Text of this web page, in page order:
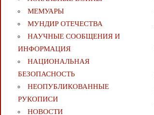
МЕМУАРЫ
МУНДИР ОТЕЧЕСТВА
НАУЧНЫЕ СООБЩЕНИЯ И
ИНФОРМАЦИЯ
НАЦИОНАЛЬНАЯ
БЕЗОПАСНОСТЬ
НЕОПУБЛИКОВАННЫЕ
РУКОПИСИ
НОВОСТИ